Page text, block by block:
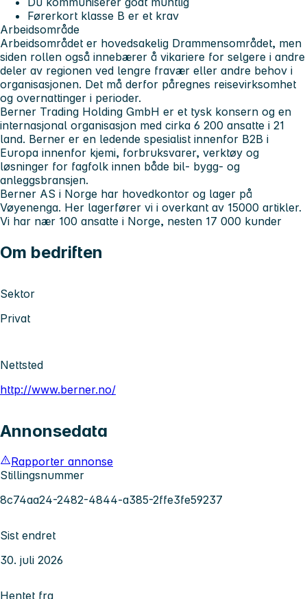
Førerkort klasse B er et krav
Arbeidsområde
Arbeidsområdet er hovedsakelig Drammensområdet, men
siden rollen også innebærer å vikariere for selgere i andre
deler av regionen ved lengre fravær eller andre behov i
organisasjonen. Det må derfor påregnes reisevirksomhet
og overnattinger i perioder.
Berner Trading Holding GmbH er et tysk konsern og en
internasjonal organisasjon med cirka 6 200 ansatte i 21
land. Berner er en ledende spesialist innenfor B2B i
Europa innenfor kjemi, forbruksvarer, verktøy og
løsninger for fagfolk innen både bil- bygg- og
anleggsbransjen.
Berner AS i Norge har hovedkontor og lager på
Vøyenenga. Her lagerfører vi i overkant av 15000 artikler.
Vi har nær 100 ansatte i Norge, nesten 17 000 kunder
Om bedriften
Sektor
Privat
Nettsted
http://www.berner.no/
Annonsedata
Rapporter annonse
Stillingsnummer
8c74aa24-2482-4844-a385-2ffe3fe59237
Sist endret
30. juli 2026
Hentet fra